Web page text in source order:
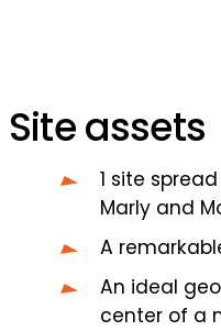
Site assets
1 site
Marly and
A
An ideal
center of a